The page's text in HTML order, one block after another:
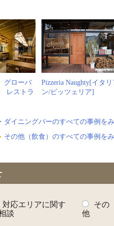
グローバ
レストラ
Pizzeria Naughty[イタリ
ン/ピッツェリア]
ダイニングバーのすべての事例を
その他（飲食）のすべての事例を
対応エリアに関す
談
その
他